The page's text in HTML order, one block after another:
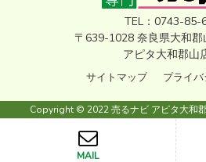
TEL：0743-85-
〒639-1028 奈良県大和
アピタ大和郡山
サイトマップ プライ
Copyright © 2022 売るナビ アピタ大
MAIL